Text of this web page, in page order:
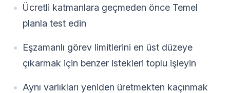
Ücretli katmanlara geçmeden önce Temel
planla test edin
Eşzamanlı görev limitlerini en üst düzeye
çıkarmak için benzer istekleri toplu işleyin
Aynı varlıkları yeniden üretmekten kaçınmak